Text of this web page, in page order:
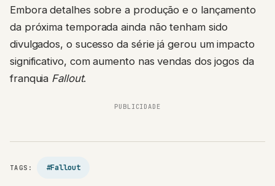
Embora detalhes sobre a produção e o lançamento
da próxima temporada ainda não tenham sido
divulgados, o sucesso da série já gerou um impacto
significativo, com aumento nas vendas dos jogos da
franquia Fallout.
PUBLICIDADE
TAGS: #Fallout